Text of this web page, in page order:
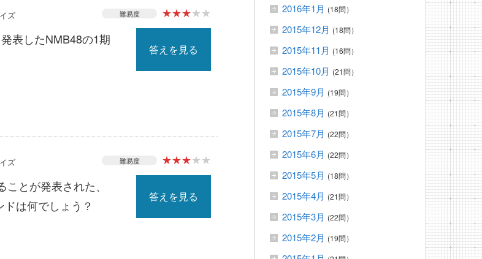
ズ 難易度 ★★★★★
表したNMB48の1期
答えを見る
ズ 難易度 ★★★★★
とが発表された、
は何でしょう？
答えを見る
2016年1月 (18問）
2015年12月 (18問）
2015年11月 (16問）
2015年10月 (21問）
2015年9月 (19問）
2015年8月 (21問）
2015年7月 (22問）
2015年6月 (22問）
2015年5月 (18問）
2015年4月 (21問）
2015年3月 (22問）
2015年2月 (19問）